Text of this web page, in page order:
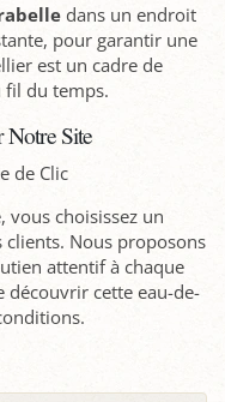
dans un endroit
pour garantir une
est un cadre de
fil du temps.
Notre Site
de Clic
vous choisissez un
clients. Nous proposons
attentif à chaque
découvrir cette eau-de-